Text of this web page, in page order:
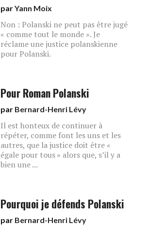
parYann Moix
Non : Polanski ne peut pas être jugé
« comme tout le monde ». Je
réclame une justice polanskienne
pour Polanski.
Pour Roman Polanski
par Bernard-Henri Lévy
Il est honteux de continuer à
répéter, comme font les uns et les
autres, que la justice doit être «
égale pour tous » alors que, s’il y a
bien une ...
Pourquoi je défends Polanski
par Bernard-Henri Lévy